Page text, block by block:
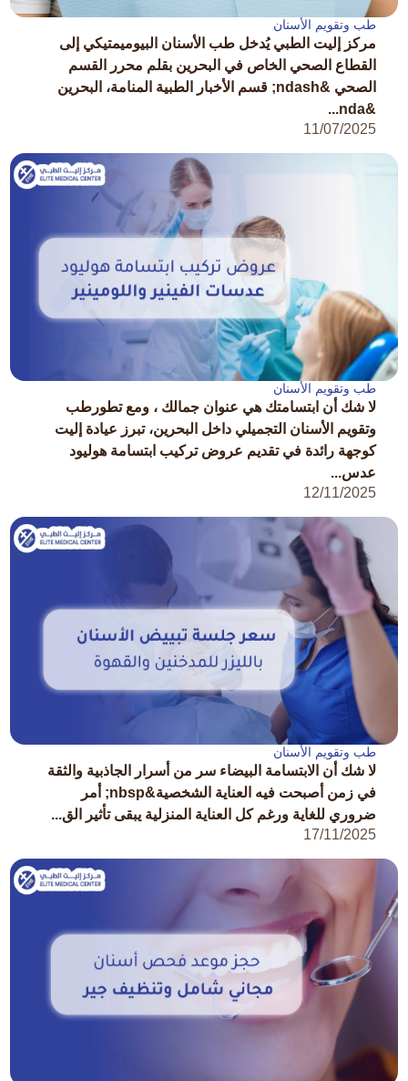
طب وتقويم الأسنان
مركز إليت الطبي يُدخل طب الأسنان البيوميمتيكي إلى
القطاع الصحي الخاص في البحرين بقلم محرر القسم
الصحي &ndash; قسم الأخبار الطبية المنامة، البحرين
&nda...
11/07/2025
طب وتقويم الأسنان
لا شك أن ابتسامتك هي عنوان جمالك ، ومع تطورطب
وتقويم الأسنان التجميلي داخل البحرين، تبرز عيادة إليت
كوجهة رائدة في تقديم عروض تركيب ابتسامة هوليود
عدس...
12/11/2025
طب وتقويم الأسنان
لا شك أن الابتسامة البيضاء سر من أسرار الجاذبية والثقة
في زمن أصبحت فيه العناية الشخصية&nbsp; أمر
ضروري للغاية ورغم كل العناية المنزلية يبقى تأثير الق...
17/11/2025